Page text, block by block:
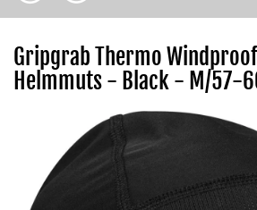
Gripgrab Thermo
Helmmuts - Black - M/57-